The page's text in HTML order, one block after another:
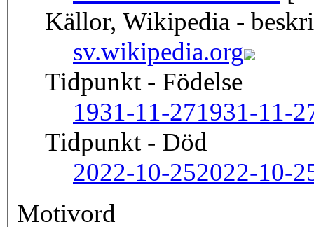
Källor, Wikipedia -
sv.wikipedia.org
Tidpunkt - Födelse
1931-11-271931-11-
Tidpunkt - Död
2022-10-252022-10-
Motivord